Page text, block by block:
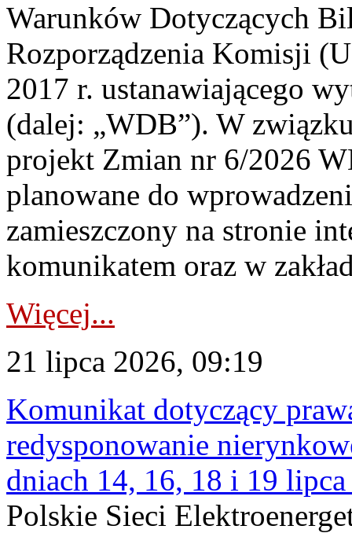
Warunków Dotyczących
Rozporządzenia Komisji
2017 r. ustanawiającego
(dalej: „WDB”). W
projekt Zmian nr 6/2026
planowane do
zamieszczony na stronie
komunikatem oraz w
Więcej...
21 lipca 2026, 09:19
Komunikat dotyczący
redysponowanie
dniach 14, 16, 18 i 19
Polskie Sieci